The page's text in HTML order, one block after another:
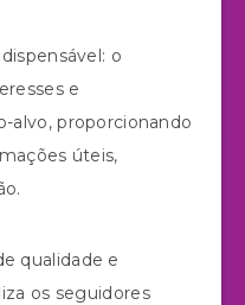
o
e
alvo, proporcionando
úteis,
qualidade e
os seguidores